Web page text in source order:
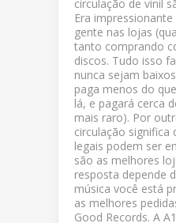
circulação de vinil
Era
gente nas lojas
tanto comprando
discos. Tudo isso
nunca sejam
paga menos do
lá, e pagará cerca
mais raro). Por
circulação significa
legais podem ser
são as melhores
resposta depende
música você está
as melhores
Good Records. A